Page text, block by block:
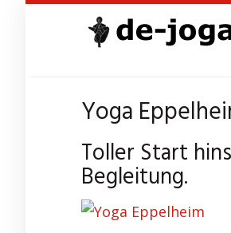
Yoga
Toller Start
Begleitung.